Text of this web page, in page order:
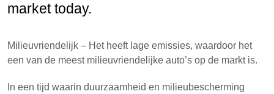
market today.
Milieuvriendelijk – Het heeft lage emissies, waardoor het
een van de meest milieuvriendelijke auto’s op de markt is.
In een tijd waarin duurzaamheid en milieubescherming